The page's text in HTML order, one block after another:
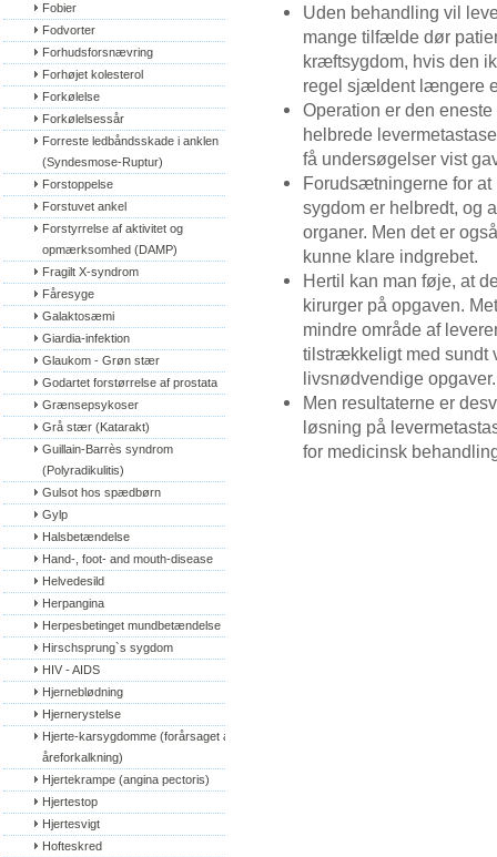
Fobier
Fodvorter
Forhudsforsnævring
Forhøjet kolesterol
Forkølelse
Forkølelsessår
Forreste ledbåndsskade i anklen
(Syndesmose-Ruptur)
Forstoppelse
Forstuvet ankel
Forstyrrelse af aktivitet og
opmærksomhed (DAMP)
Fragilt X-syndrom
Fåresyge
Galaktosæmi
Giardia-infektion
Glaukom - Grøn stær
Godartet forstørrelse af prostata
Grænsepsykoser
Grå stær (Katarakt)
Guillain-Barrès syndrom
(Polyradikulitis)
Gulsot hos spædbørn
Gylp
Halsbetændelse
Hand-, foot- and mouth-disease
Helvedesild
Herpangina
Herpesbetinget mundbetændelse
Hirschsprung`s sygdom
HIV - AIDS
Hjerneblødning
Hjernerystelse
Hjerte-karsygdomme (forårsaget af
åreforkalkning)
Hjertekrampe (angina pectoris)
Hjertestop
Hjertesvigt
Hofteskred
Uden behandling vil
mange tilfælde dør
kræftsygdom, hvis den
regel sjældent længere
Operation er den
helbrede
få undersøgelser vist
Forudsætningerne for at
sygdom er helbredt, og
organer. Men det er
kunne klare indgrebet.
Hertil kan man føje, at
kirurger på opgaven.
mindre område af
tilstrækkeligt med sundt
livsnødvendige opgaver.
Men resultaterne er
løsning på
for medicinsk